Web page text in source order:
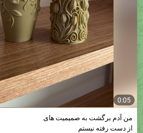
0:05
من آدم برگشت به صمیمیت های
از دست رفته نیستم